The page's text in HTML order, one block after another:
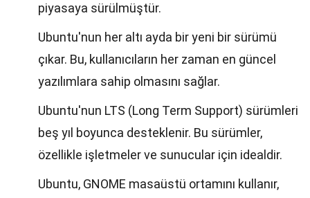
piyasaya sürülmüştür.
Ubuntu'nun her altı ayda bir yeni bir sürümü
çıkar. Bu, kullanıcıların her zaman en güncel
yazılımlara sahip olmasını sağlar.
Ubuntu'nun LTS (Long Term Support) sürümleri
beş yıl boyunca desteklenir. Bu sürümler,
özellikle işletmeler ve sunucular için idealdir.
Ubuntu, GNOME masaüstü ortamını kullanır,